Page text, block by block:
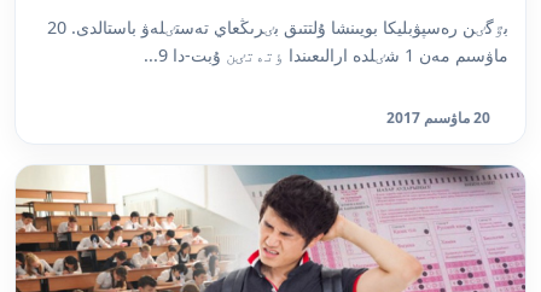
بٷگٸن رەسپۋبليكا بويىنشا ۇلتتىق بٸرىڭعاي تەستٸلەۋ باستالدى. 20
ماۋسىم مەن 1 شٸلدە ارالىعىندا ٶتەتٸن ۇبت-دا 9...
20 ماۋسىم 2017